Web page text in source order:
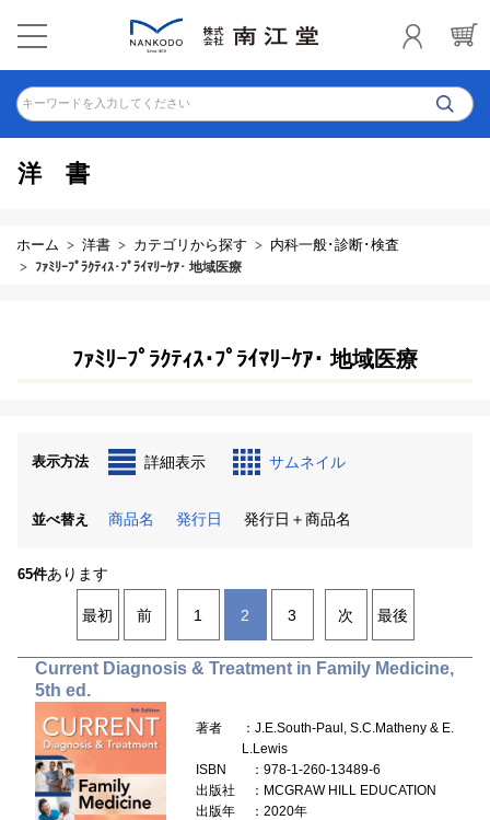
キーワードを入力してください
洋書
ホーム 洋書 カテゴリから探す 内科一般･診断･検査
ﾌｧﾐﾘｰﾌﾟﾗｸﾃｨｽ･ﾌﾟﾗｲﾏﾘｰｹｱ･ 地域医療
ﾌｧﾐﾘｰﾌﾟﾗｸﾃｨｽ･ﾌﾟﾗｲﾏﾘｰｹｱ･ 地域医療
表示方法 詳細表示 サムネイル
並べ替え 商品名 発行日 発行日＋商品名
65件あります
最初 前 1 2 3 次 最後
Current Diagnosis & Treatment in Family Medicine,
5th ed.
著者
：J.E.South-Paul, S.C.Matheny & E.
L.Lewis
ISBN
：978-1-260-13489-6
出版社
：MCGRAW HILL EDUCATION
出版年
：2020年